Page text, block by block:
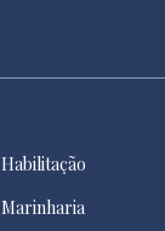
Habilitação
Marinharia